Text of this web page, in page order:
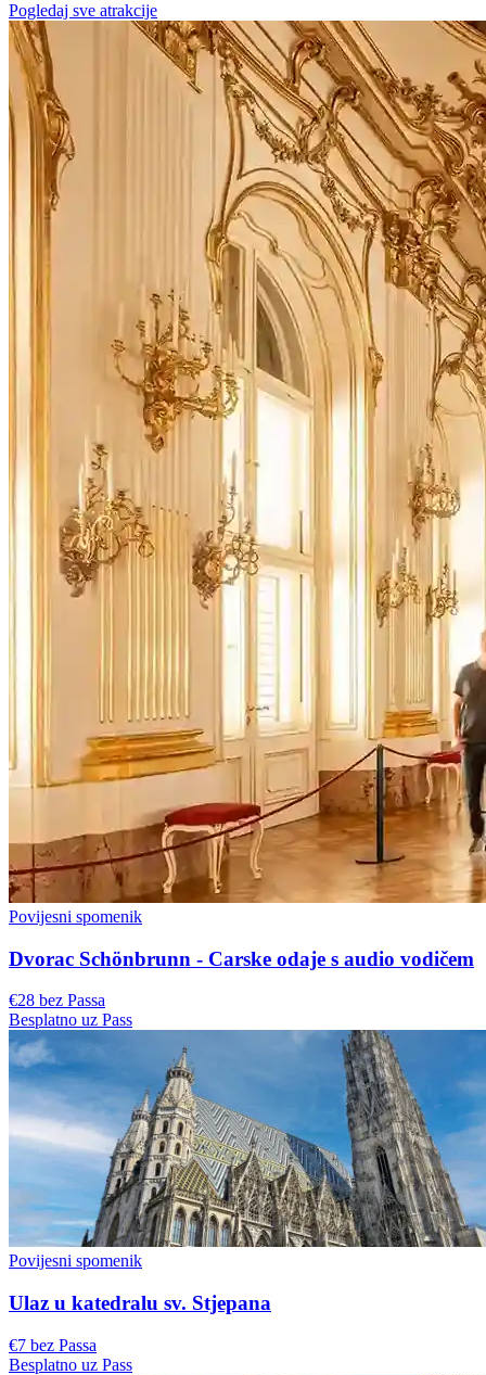
Pogledaj sve atrakcije
Povijesni spomenik
Dvorac Schönbrunn - Carske odaje s audio vodičem
€28 bez Passa
Besplatno uz Pass
Povijesni spomenik
Ulaz u katedralu sv. Stjepana
€7 bez Passa
Besplatno uz Pass